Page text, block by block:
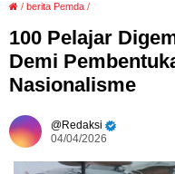
/ berita Pemda /
100 Pelajar
Demi
Nasionalisme
Redaksi
04/04/2026